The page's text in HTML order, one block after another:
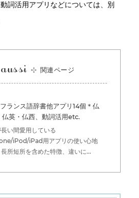
詞活用アプリなどについては、別
関連ページ
ランス語辞書他アプリ14個＊仏
仏英・仏西、動詞活用etc.
い間愛用している
iPod/iPad用アプリの使い心地
長所短所を含めた特徴、違いに...